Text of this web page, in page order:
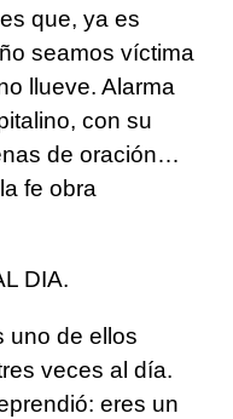
que, ya es
seamos víctima
llueve. Alarma
con su
de oración…
fe obra
DIA.
uno de ellos
veces al día.
eres un